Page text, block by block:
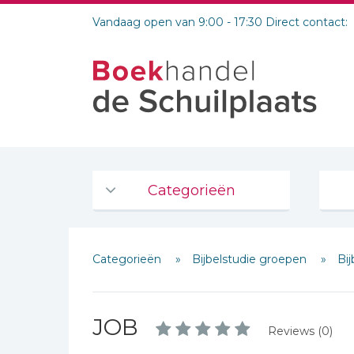
Vandaag open van 9:00 - 17:30 Direct contact:
Categorieën
De Bijbel
Bijbelse Dagboeken 2026
Bijbelstudie groepen
Categorieën Bijbelstudie groepen
JOB Reviews (0)